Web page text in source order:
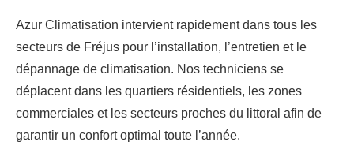
Azur Climatisation intervient rapidement dans tous les
secteurs de Fréjus pour l’installation, l’entretien et le
dépannage de climatisation. Nos techniciens se
déplacent dans les quartiers résidentiels, les zones
commerciales et les secteurs proches du littoral afin de
garantir un confort optimal toute l’année.